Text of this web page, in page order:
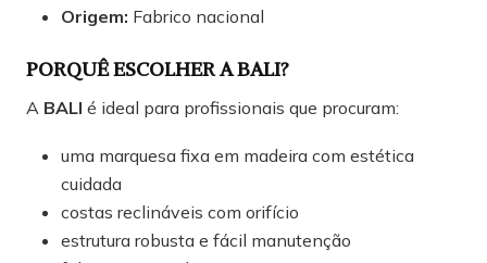
Origem: Fabrico nacional
PORQUÊ ESCOLHER A BALI?
A BALI é ideal para profissionais que procuram:
uma marquesa fixa em madeira com estética
cuidada
costas reclináveis com orifício
estrutura robusta e fácil manutenção